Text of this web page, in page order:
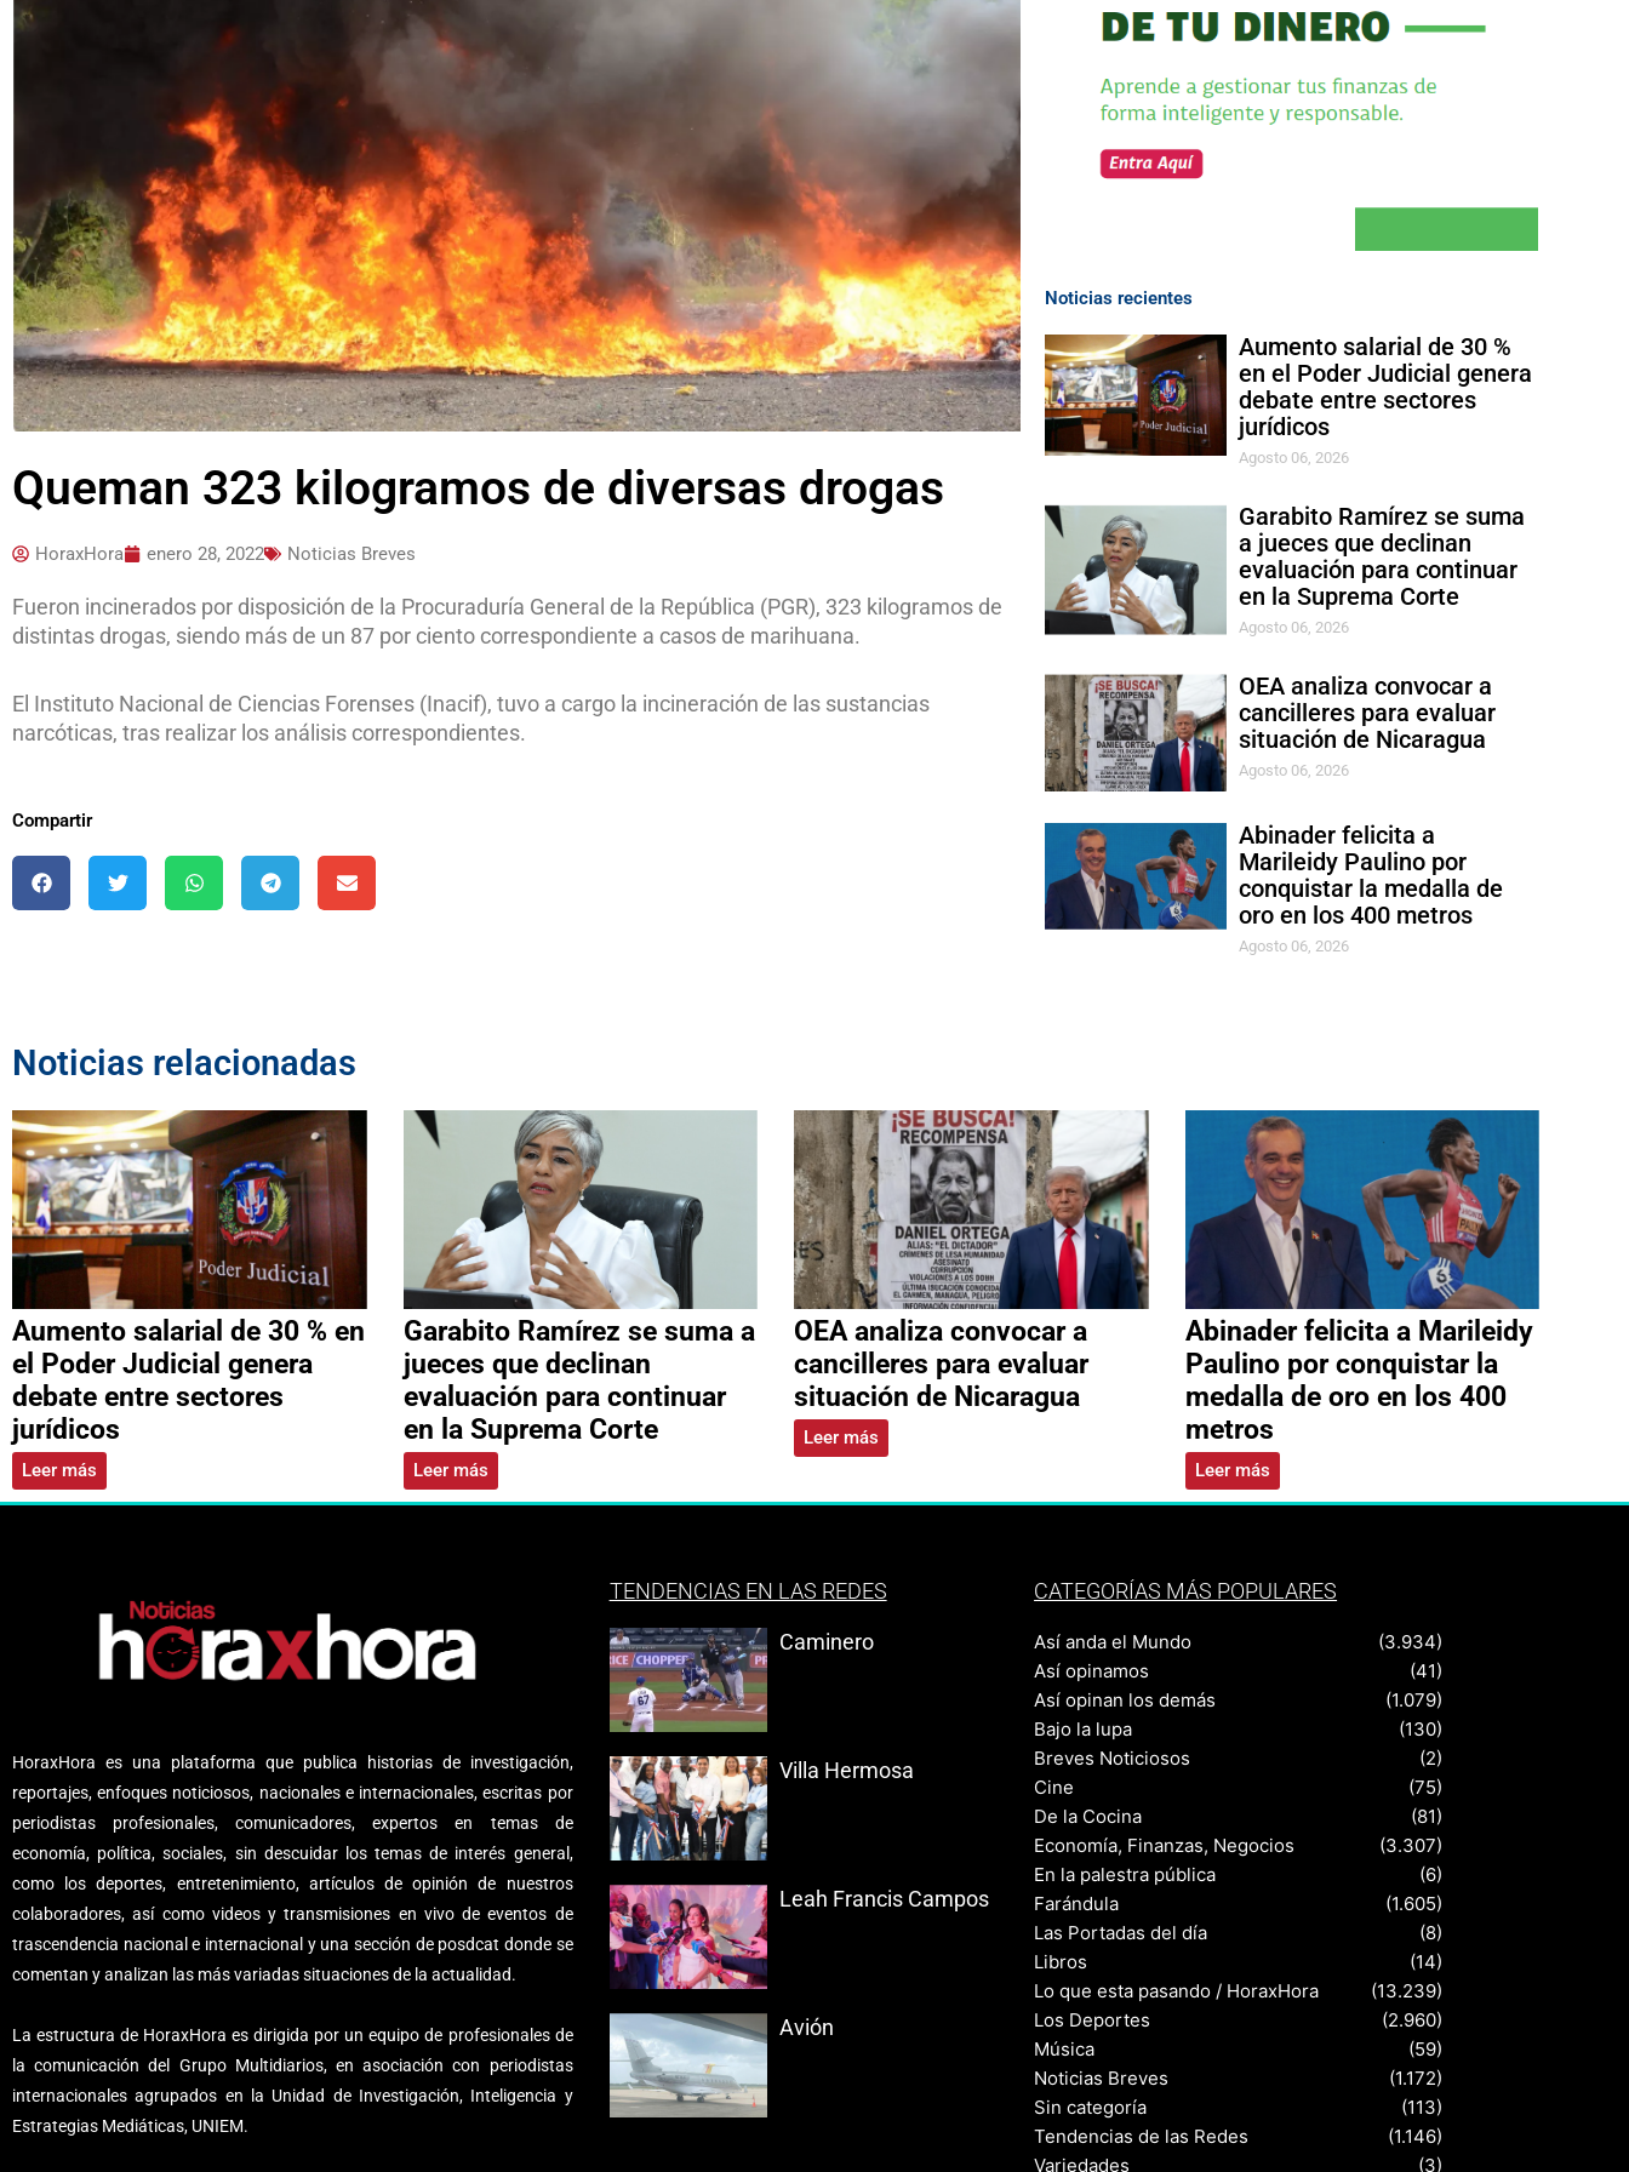
Queman 323 kilogramos de diversas drogas
HoraxHora enero 28, 2022 Noticias Breves
Fueron incinerados por disposición de la Procuraduría General de la República (PGR), 323 kilogramos de
distintas drogas, siendo más de un 87 por ciento correspondiente a casos de marihuana.
El Instituto Nacional de Ciencias Forenses (Inacif), tuvo a cargo la incineración de las sustancias
narcóticas, tras realizar los análisis correspondientes.
Compartir
Noticias recientes
Aumento salarial de 30 %
en el Poder Judicial genera
debate entre sectores
jurídicos
Agosto 06, 2026
Garabito Ramírez se suma
a jueces que declinan
evaluación para continuar
en la Suprema Corte
Agosto 06, 2026
OEA analiza convocar a
cancilleres para evaluar
situación de Nicaragua
Agosto 06, 2026
Abinader felicita a
Marileidy Paulino por
conquistar la medalla de
oro en los 400 metros
Agosto 06, 2026
Noticias relacionadas
Aumento salarial de 30 % en
el Poder Judicial genera
debate entre sectores
jurídicos
Leer más
Garabito Ramírez se suma a
jueces que declinan
evaluación para continuar
en la Suprema Corte
Leer más
OEA analiza convocar a
cancilleres para evaluar
situación de Nicaragua
Leer más
Abinader felicita a Marileidy
Paulino por conquistar la
medalla de oro en los 400
metros
Leer más
HoraxHora es una plataforma que publica historias de investigación,
reportajes, enfoques noticiosos, nacionales e internacionales, escritas por
periodistas profesionales, comunicadores, expertos en temas de
economía, política, sociales, sin descuidar los temas de interés general,
como los deportes, entretenimiento, artículos de opinión de nuestros
colaboradores, así como videos y transmisiones en vivo de eventos de
trascendencia nacional e internacional y una sección de posdcat donde se
comentan y analizan las más variadas situaciones de la actualidad.
La estructura de HoraxHora es dirigida por un equipo de profesionales de
la comunicación del Grupo Multidiarios, en asociación con periodistas
internacionales agrupados en la Unidad de Investigación, Inteligencia y
Estrategias Mediáticas, UNIEM.
TENDENCIAS EN LAS REDES
Caminero
Villa Hermosa
Leah Francis Campos
Avión
CATEGORÍAS MÁS POPULARES
Así anda el Mundo
(3.934)
Así opinamos
(41)
Así opinan los demás
(1.079)
Bajo la lupa
(130)
Breves Noticiosos
(2)
Cine
(75)
De la Cocina
(81)
Economía, Finanzas, Negocios
(3.307)
En la palestra pública
(6)
Farándula
(1.605)
Las Portadas del día
(8)
Libros
(14)
Lo que esta pasando / HoraxHora
(13.239)
Los Deportes
(2.960)
Música
(59)
Noticias Breves
(1.172)
Sin categoría
(113)
Tendencias de las Redes
(1.146)
Variedades
(3)